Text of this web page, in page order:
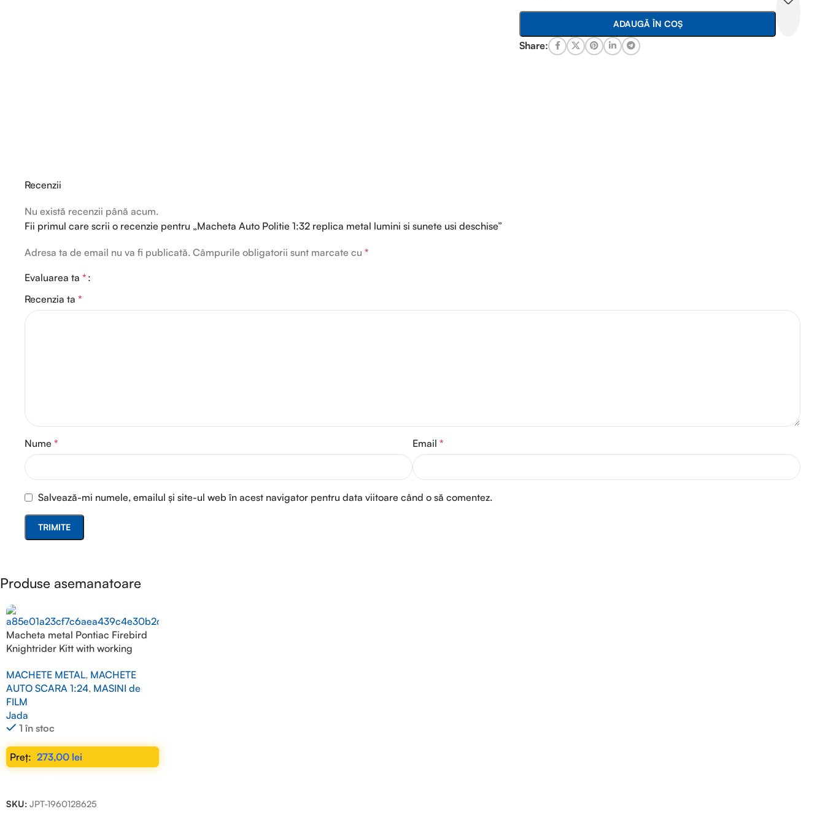
ADAUGĂ ÎN COȘ
Share:
Recenzii
Nu există recenzii până acum.
Fii primul care scrii o recenzie pentru „Macheta Auto Politie 1:32 replica metal lumini si sunete usi deschise”
Adresa ta de email nu va fi publicată. Câmpurile obligatorii sunt marcate cu *
Evaluarea ta *
Recenzia ta *
Nume * Email *
Salvează-mi numele, emailul și site-ul web în acest navigator pentru data viitoare când o să comentez.
Produse asemanatoare
Macheta metal Pontiac Firebird
Knightrider Kitt with working
1/24
MACHETE METAL, MACHETE
AUTO SCARA 1:24, MASINI de
FILM
Jada
1 în stoc
273,00 lei
SKU: JPT-1960128625